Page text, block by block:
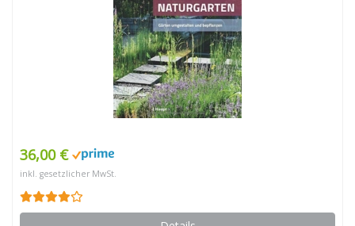
36,00 €
inkl. gesetzlicher MwSt.